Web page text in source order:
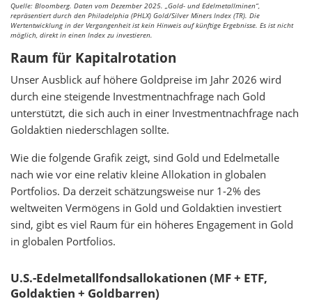
Quelle: Bloomberg. Daten vom Dezember 2025. „Gold- und Edelmetallminen“,
repräsentiert durch den Philadelphia (PHLX) Gold/Silver Miners Index (TR). Die
Wertentwicklung in der Vergangenheit ist kein Hinweis auf künftige Ergebnisse. Es ist nicht
möglich, direkt in einen Index zu investieren.
Raum für Kapitalrotation
Unser Ausblick auf höhere Goldpreise im Jahr 2026 wird
durch eine steigende Investmentnachfrage nach Gold
unterstützt, die sich auch in einer Investmentnachfrage nach
Goldaktien niederschlagen sollte.
Wie die folgende Grafik zeigt, sind Gold und Edelmetalle
nach wie vor eine relativ kleine Allokation in globalen
Portfolios. Da derzeit schätzungsweise nur 1-2% des
weltweiten Vermögens in Gold und Goldaktien investiert
sind, gibt es viel Raum für ein höheres Engagement in Gold
in globalen Portfolios.
U.S.-Edelmetallfondsallokationen (MF + ETF,
Goldaktien + Goldbarren)